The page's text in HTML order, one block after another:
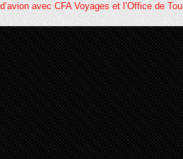
avec CFA Voyages et l’Office de